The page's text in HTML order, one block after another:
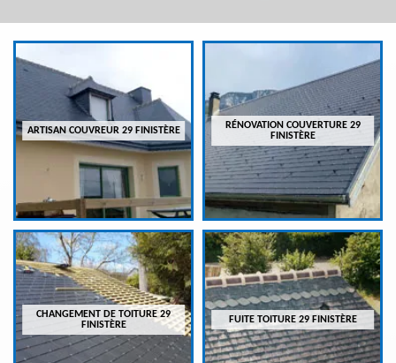
ARTISAN COUVREUR 29 FINISTÈRE
RÉNOVATION COUVERTURE 29
FINISTÈRE
CHANGEMENT DE TOITURE 29
FINISTÈRE
FUITE TOITURE 29 FINISTÈRE